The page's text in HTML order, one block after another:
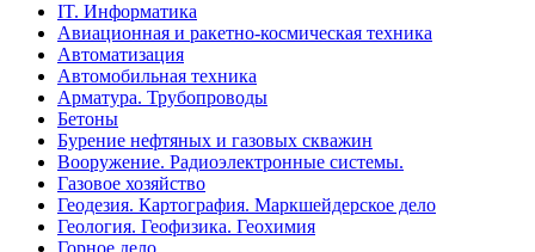
IT. Информатика
Авиационная и ракетно-космическая техника
Автоматизация
Автомобильная техника
Арматура. Трубопроводы
Бетоны
Бурение нефтяных и газовых скважин
Вооружение. Радиоэлектронные системы.
Газовое хозяйство
Геодезия. Картография. Маркшейдерское дело
Геология. Геофизика. Геохимия
Горное дело